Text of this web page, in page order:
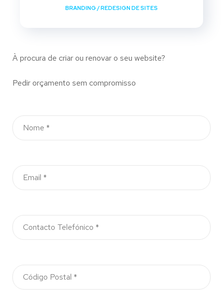
BRANDING /REDESIGN DE SITES
À procura de criar ou renovar o seu website?
Pedir orçamento sem compromisso